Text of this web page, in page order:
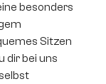
besonders
Sitzen
dir bei uns